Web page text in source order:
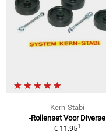
Kern-Stabi
-Rollenset Voor Diverse
€ 11,951